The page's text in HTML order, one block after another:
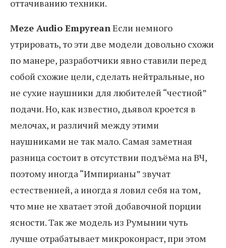
оттачиванию техники.
Meze Audio EmpyreanЕсли немного
утрировать, то эти две модели довольно схожи
по манере, разработчики явно ставили перед
собой схожие цели, сделать нейтральные, но
не сухие наушники для любителей “честной”
подачи. Но, как известно, дьявол кроется в
мелочах, и различий между этими
наушниками не так мало. Самая заметная
разница состоит в отсутствии подъёма на ВЧ,
поэтому иногда “Импирианы” звучат
естественней, а иногда я ловил себя на том,
что мне не хватает этой добавочной порции
ясности. Так же модель из Румынии чуть
лучше отрабатывает микроконраст, при этом